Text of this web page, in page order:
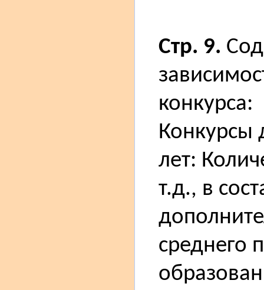
Стр. 9.
конкурса:
Конкурсы
лет:
т.д., в
среднего